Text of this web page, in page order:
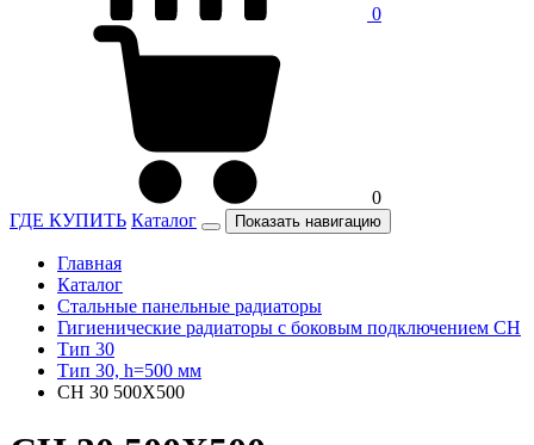
0
0
ГДЕ КУПИТЬ Каталог Показать навигацию
Главная
Каталог
Стальные панельные радиаторы
Гигиенические радиаторы c боковым подключением CH
Тип 30
Тип 30, h=500 мм
CH 30 500X500